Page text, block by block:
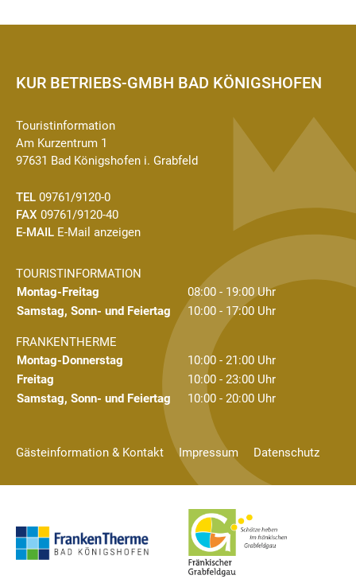
KUR BETRIEBS-GMBH BAD KÖNIGSHOFEN
Touristinformation
Am Kurzentrum 1
97631 Bad Königshofen i. Grabfeld
TEL 09761/9120-0
FAX 09761/9120-40
E-MAIL E-Mail anzeigen
TOURISTINFORMATION
Montag-Freitag
08:00 - 19:00 Uhr
Samstag, Sonn- und Feiertag
10:00 - 17:00 Uhr
FRANKENTHERME
Montag-Donnerstag
10:00 - 21:00 Uhr
Freitag
10:00 - 23:00 Uhr
Samstag, Sonn- und Feiertag
10:00 - 20:00 Uhr
Gästeinformation & Kontakt Impressum Datenschutz